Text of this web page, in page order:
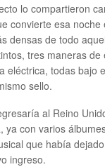
lo compartieron
convierte esa noche
densas de todo
tres maneras de
eléctrica, todas bajo
sello.
al Reino
ya con varios
que había
ingreso.